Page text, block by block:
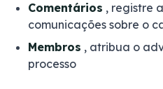
Comentários , registre
comunicações sobre o
Membros , atribua o
processo